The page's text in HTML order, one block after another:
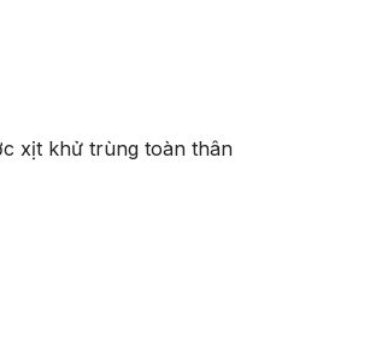
xịt khử trùng toàn thân